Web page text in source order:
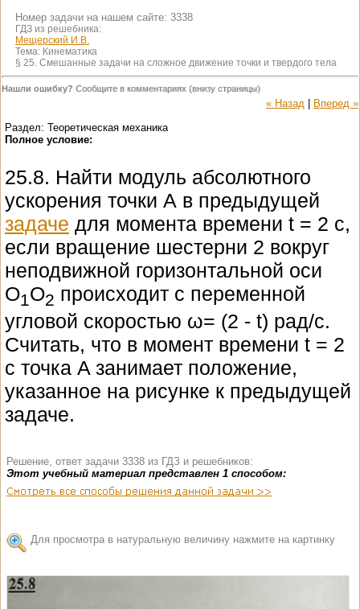
Номер задачи на нашем сайте: 3338
ГДЗ из решебника:
Мещерский И.В.
Тема: Кинематика
§ 25. Смешанные задачи на сложное движение точки и твердого тела
Нашли ошибку? Сообщите в комментариях (внизу страницы)
« Назад
Вперед »
Раздел: Теоретическая механика
Полное условие:
25.8. Найти модуль абсолютного
ускорения точки А в предыдущей
задаче для момента времени t = 2 c,
если вращение шестерни 2 вокруг
неподвижной горизонтальной оси
O1O2 происходит с переменной
угловой скоростью ω= (2 - t) рад/с.
Считать, что в момент времени t = 2
с точка A занимает положение,
указанное на рисунке к предыдущей
задаче.
Решение, ответ задачи 3338 из ГДЗ и решебников:
Этот учебный материал представлен 1 способом:
Для просмотра в натуральную величину нажмите на картинку